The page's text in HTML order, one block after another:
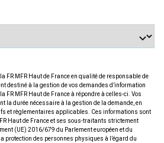
FR MFR Haut de France en qualité de responsable de
destiné à la gestion de vos demandes d’information
FR MFR Haut de France à répondre à celles-ci. Vos
la durée nécessaire à la gestion de la demande, en
et règlementaires applicables. Ces informations sont
Haut de France et ses sous-traitants strictement
(UE) 2016/679 du Parlement européen et du
protection des personnes physiques à l’égard du